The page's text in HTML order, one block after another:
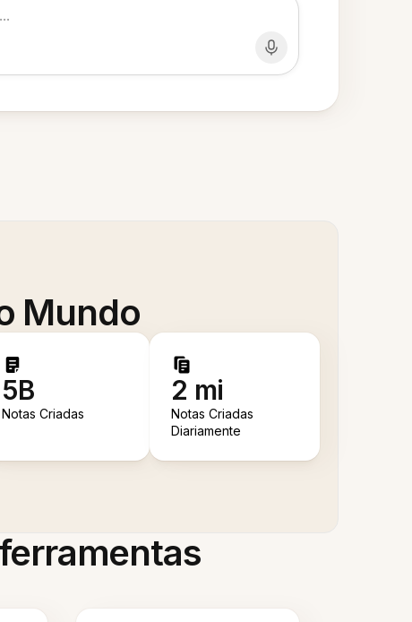
Mundo
5B
Notas Criadas
2 mi
Notas Criadas
Diariamente